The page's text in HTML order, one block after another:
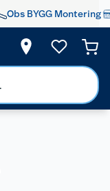
Obs BYGG Montering